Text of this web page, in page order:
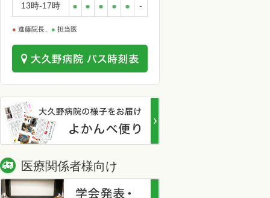
13時-17時 ● ● ● ● ● -
● 進藤院長、 ● 担当医
医療関係者様向け